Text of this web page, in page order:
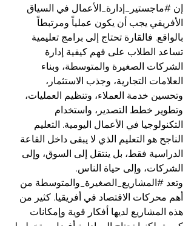
إن #ماجستير_إدارة_الأعمال في السياق
الأفريقي يجب أن يكون عملياً ومرتبطاً
بالواقع. فالقارة تحتاج إلى برامج تعليمية
تساعد الطلاب على فهم كيفية إدارة
الشركات الصغيرة والمتوسطة، وبناء
العلامات التجارية، وجذب الاستثمار،
وتحسين خدمة العملاء، وتنظيم العمليات،
وتطوير خطط التصدير، واستخدام
التكنولوجيا في الأعمال اليومية. التعليم
الناجح هو التعليم الذي لا يبقى داخل القاعة
الدراسية فقط، بل ينتقل إلى السوق، وإلى
الشركات، وإلى حياة الناس.
وتعد #المشاريع_الصغيرة_والمتوسطة من
أهم محركات الاقتصاد في أفريقيا. كثير من
هذه المشاريع لديها أفكار قوية وإمكانات